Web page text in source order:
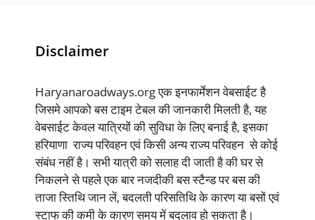
Disclaimer
Haryanaroadways.org एक इनफार्मेशन वेबसाईट है
जिसमे आपको बस टाइम टेबल की जानकारी मिलती है, यह
वेबसाईट केवल यात्रियों की सुविधा के लिए बनाई है, इसका
हरियाणा राज्य परिवहन एवं किसी अन्य राज्य परिवहन से कोई
संबंध नहीं है। सभी यात्री को सलाह दी जाती है की घर से
निकलने से पहले एक बार नजदीकी बस स्टैन्ड पर बस की
ताजा स्तिथि जान लें, बदलती परिसतिथि के कारण या बसों एवं
स्टाफ की कमी के कारण समय में बदलाव हो सकता है।